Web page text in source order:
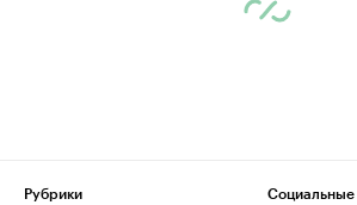
Рубрики
Социальные